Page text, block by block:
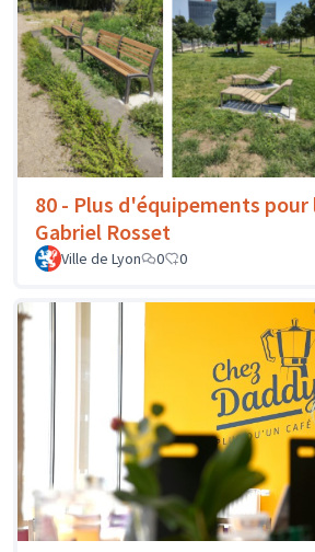
80 - Plus d'équipements pour
Gabriel Rosset
Ville de Lyon 0 0